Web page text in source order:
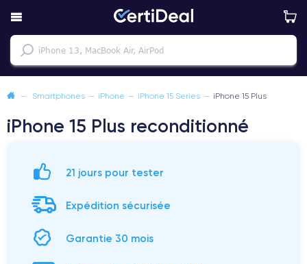
— Smartphones — iPhone — iPhone 15 Series — iPhone 15 Plus
iPhone 15 Plus reconditionné
21 jours pour tester
Expédition sécurisée
Garantie 30 mois